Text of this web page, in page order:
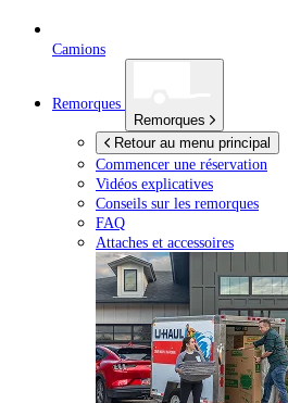
Camions
Remorques
Remorques
Retour au menu principal
Commencer une réservation
Vidéos explicatives
Conseils sur les remorques
FAQ
Attaches et accessoires